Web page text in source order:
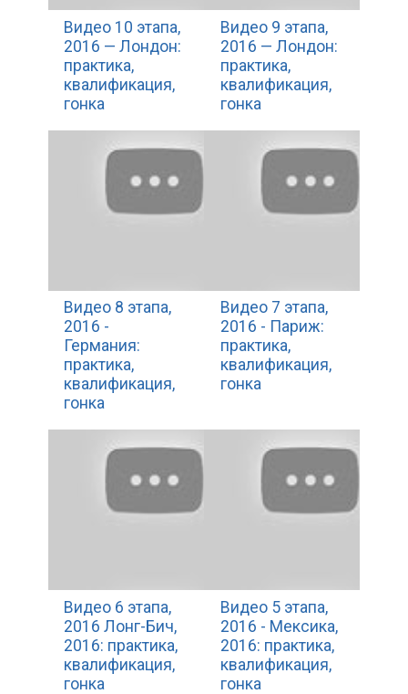
Видео 10 этапа,
2016 — Лондон:
практика,
квалификация,
гонка
Видео 9 этапа,
2016 — Лондон:
практика,
квалификация,
гонка
Видео 8 этапа,
2016 -
Германия:
практика,
квалификация,
гонка
Видео 7 этапа,
2016 - Париж:
практика,
квалификация,
гонка
Видео 6 этапа,
2016 Лонг-Бич,
2016: практика,
квалификация,
гонка
Видео 5 этапа,
2016 - Мексика,
2016: практика,
квалификация,
гонка